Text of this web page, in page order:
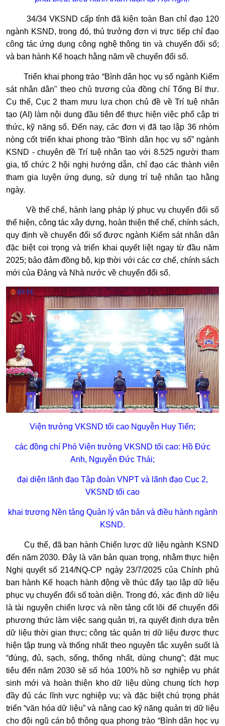
34/34 VKSND cấp tỉnh đã kiện toàn Ban chỉ đạo 120
ngành KSND, trong đó, thủ trưởng đơn vị trực tiếp chỉ đạo
công tác ứng dụng công nghệ thông tin và chuyển đổi số;
và ban hành Kế hoạch hằng năm về chuyển đổi số.
Triển khai phong trào “Bình dân học vụ số ngành Kiểm
sát nhân dân" theo chủ trương của đồng chí Tổng Bí thư.
Cụ thể, Cục 2 tham mưu lựa chọn chủ đề về Trí tuệ nhân
tạo (AI) làm nội dung đầu tiên để thực hiện việc phổ cập tri
thức, kỹ năng số. Đến nay, các đơn vị đã tạo lập 36 nhóm
nòng cốt triển khai phong trào “Bình dân học vụ số” ngành
KSND - chuyên đề Trí tuệ nhân tạo với 8.525 người tham
gia, tổ chức 2 hội nghị hướng dẫn, chỉ đạo các thành viên
tham gia luyện ứng dụng, sử dụng trí tuệ nhân tạo hằng
ngày.
Về thể chế, hành lang pháp lý phục vụ chuyển đổi số
thể hiện, công tác xây dựng, hoàn thiện thể chế, chính sách,
quy định về chuyển đổi số được ngành Kiểm sát nhân dân
đặc biệt coi trọng và triển khai quyết liệt ngay từ đầu năm
2025; bảo đảm đồng bộ, kịp thời với các cơ chế, chính sách
mới của Đảng và Nhà nước về chuyển đổi số.
Viện trưởng VKSND tối cao Nguyễn Huy Tiến;
các đồng chí Phó Viện trưởng VKSND tối cao: Hồ Đức
Anh, Nguyễn Đức Thái;
đại diện lãnh đạo Tập đoàn VNPT và lãnh đạo Cục 2,
VKSND tối cao
khai trương Nền tảng Quản lý văn bản và điều hành ngành
KSND.
Cụ thể, đã ban hành Chiến lược dữ liệu ngành KSND
đến năm 2030. Đây là văn bản quan trọng, nhằm thực hiện
Nghị quyết số 214/NQ-CP ngày 23/7/2025 của Chính phủ
ban hành Kế hoạch hành động về thúc đẩy tạo lập dữ liệu
phục vụ chuyển đổi số toàn diện. Trong đó, xác định dữ liệu
là tài nguyên chiến lược và nền tảng cốt lõi để chuyển đổi
phương thức làm việc sang quản trị, ra quyết định dựa trên
dữ liệu thời gian thực; công tác quản trị dữ liệu được thực
hiện tập trung và thống nhất theo nguyên tắc xuyên suốt là
“đúng, đủ, sạch, sống, thống nhất, dùng chung”; đặt mục
tiêu đến năm 2030 sẽ số hóa 100% hồ sơ nghiệp vụ phát
sinh mới và hoàn thiện kho dữ liệu dùng chung tích hợp
đầy đủ các lĩnh vực nghiệp vụ; và đặc biệt chú trọng phát
triển “văn hóa dữ liệu” và nâng cao kỹ năng quản trị dữ liệu
cho đội ngũ cán bộ thông qua phong trào “Bình dân học vụ